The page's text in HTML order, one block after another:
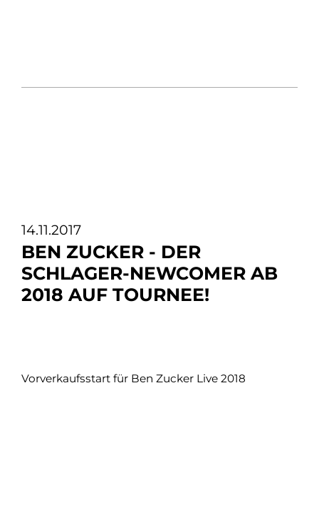
14.11.2017
BEN ZUCKER - DER
SCHLAGER-NEWCOMER AB
2018 AUF TOURNEE!
Vorverkaufsstart für Ben Zucker Live 2018